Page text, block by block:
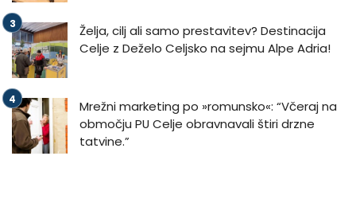
Želja, cilj ali samo prestavitev? Destinacija
Celje z Deželo Celjsko na sejmu Alpe Adria!
Mrežni marketing po »romunsko«: “Včeraj na
območju PU Celje obravnavali štiri drzne
tatvine.”